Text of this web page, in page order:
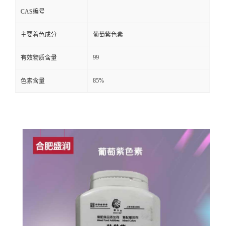
CAS编号
主要着色成分 葡萄紫色素
有效物质含量 99
色素含量 85%